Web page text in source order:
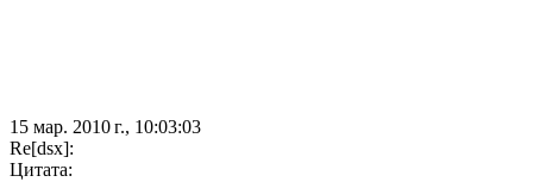
15 мар. 2010 г., 10:03:03
Re[dsx]:
Цитата: